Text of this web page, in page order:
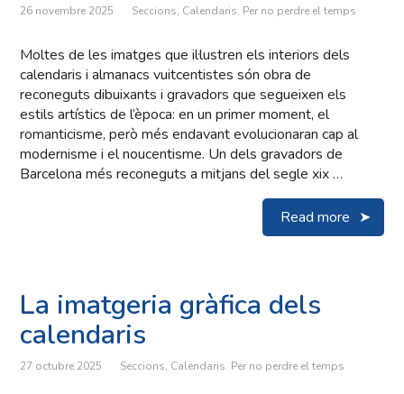
26 novembre 2025 Seccions, Calendaris. Per no perdre el temps
Moltes de les imatges que il·lustren els interiors dels
calendaris i almanacs vuitcentistes són obra de
reconeguts dibuixants i gravadors que segueixen els
estils artístics de l’època: en un primer moment, el
romanticisme, però més endavant evolucionaran cap al
modernisme i el noucentisme. Un dels gravadors de
Barcelona més reconeguts a mitjans del segle xix …
Read more
La imatgeria gràfica dels
calendaris
27 octubre 2025 Seccions, Calendaris. Per no perdre el temps